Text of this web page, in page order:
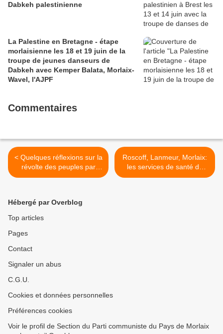
Dabkeh palestinienne
La Palestine en Bretagne - étape
morlaisienne les 18 et 19 juin de la
troupe de jeunes danseurs de
Dabkeh avec Kemper Balata, Morlaix-
Wavel, l'AJPF
Commentaires
< Quelques réflexions sur la
révolte des peuples par
Gus Massiah (Forum
Roscoff, Lanmeur, Morlaix:
les services de santé de
proximité sacrifiés: ne
Hébergé par Overblog
Top articles
Pages
Contact
Signaler un abus
C.G.U.
Cookies et données personnelles
Préférences cookies
Voir le profil de Section du Parti communiste du Pays de Morlaix